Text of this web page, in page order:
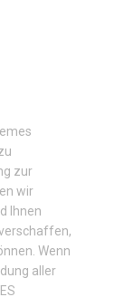
verwendet.
den Innenraum
Art sicher
Zelte mit
zur
wir
Ihnen
Wenn
aller